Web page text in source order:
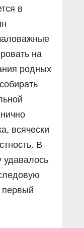
в
на
родных
всячески
В
удавалось